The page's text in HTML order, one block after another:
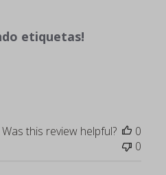
etiquetas!
Was this review helpful?
0
0